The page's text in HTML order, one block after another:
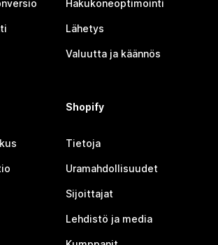
Hakukoneoptimointi
Lähetys
Valuutta ja käännös
Shopify
Tietoja
Uramahdollisuudet
Sijoittajat
Lehdistö ja media